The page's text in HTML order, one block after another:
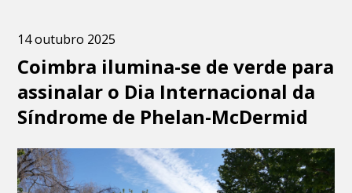
14 outubro 2025
Coimbra ilumina-se de verde para
assinalar o Dia Internacional da
Síndrome de Phelan-McDermid